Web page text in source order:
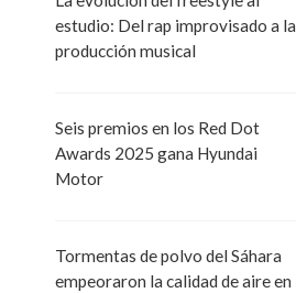
estudio: Del rap improvisado a la
producción musical
Seis premios en los Red Dot
Awards 2025 gana Hyundai
Motor
Tormentas de polvo del Sáhara
empeoraron la calidad de aire en